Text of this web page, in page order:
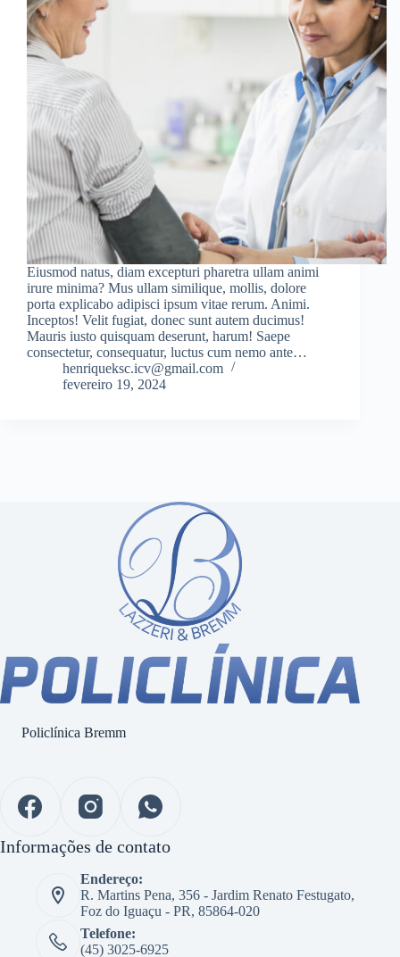
Eiusmod natus, diam excepturi pharetra ullam animi
irure minima? Mus ullam similique, mollis, dolore
porta explicabo adipisci ipsum vitae rerum. Animi.
Inceptos! Velit fugiat, donec sunt autem ducimus!
Mauris iusto quisquam deserunt, harum! Saepe
consectetur, consequatur, luctus cum nemo ante…
henriqueksc.icv@gmail.com
fevereiro 19, 2024
Policlínica Bremm
Informações de contato
Endereço:
R. Martins Pena, 356 - Jardim Renato Festugato,
Foz do Iguaçu - PR, 85864-020
Telefone:
(45) 3025-6925